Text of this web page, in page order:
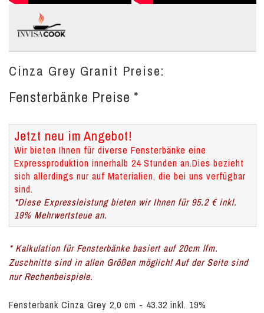
Cinza Grey Granit Preise:
Fensterbänke Preise *
Jetzt neu im Angebot!
Wir bieten Ihnen für diverse Fensterbänke eine
Expressproduktion innerhalb 24 Stunden an.Dies bezieht
sich allerdings nur auf Materialien, die bei uns verfügbar
sind.
*Diese Expressleistung bieten wir Ihnen für 95.2 € inkl.
19% Mehrwertsteue an.
* Kalkulation für Fensterbänke basiert auf 20cm lfm.
Zuschnitte sind in allen Größen möglich! Auf der Seite sind
nur Rechenbeispiele.
Fensterbank Cinza Grey 2,0 cm - 43.32 inkl. 19%